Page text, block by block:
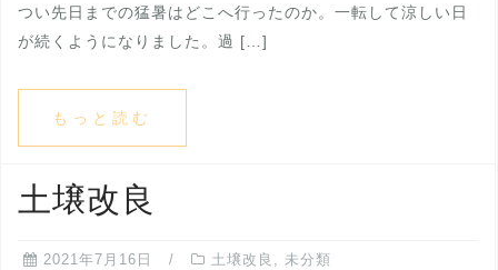
つい先日までの猛暑はどこへ行ったのか。一転して涼しい日
が続くようになりました。過 […]
もっと読む
土壌改良
2021年7月16日 土壌改良 未分類